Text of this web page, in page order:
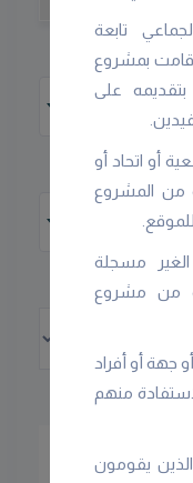
اختر المدينة
تابعة
قامت بمشروع
على
أو اتحاد أو
من المشروع
مسجلة
من مشروع
أو أفراد
منهم
يقومون